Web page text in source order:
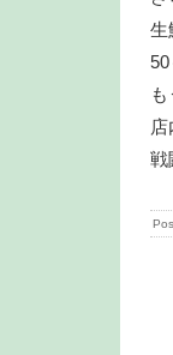
生
50
戦